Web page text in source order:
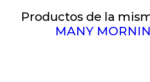
Productos de la
MANY